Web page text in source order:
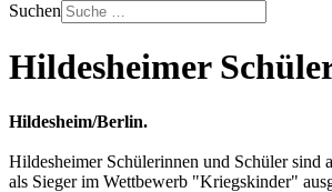
Suchen
Hildesheimer
Hildesheim/Berlin.
Hildesheimer Schülerinnen und Schüler sind
als Sieger im Wettbewerb "Kriegskinder"